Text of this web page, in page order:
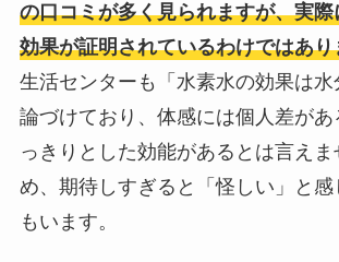
の口コミが多く見られますが、実
効果が証明されているわけではあり
生活センターも「水素水の効果は
論づけており、体感には個人差があ
っきりとした効能があるとは言えま
め、期待しすぎると「怪しい」と感
もいます。